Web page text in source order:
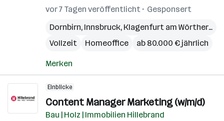
vor 7 Tagen veröffentlicht
Gesponsert
Dornbirn, Innsbruck, Klagenfurt am Wörthersee
Vollzeit
Homeoffice ab 80.000 € jährlich
Merken
Einblicke
Content Manager Marketing (w/m/d)
Bau | Holz | Immobilien Hillebrand